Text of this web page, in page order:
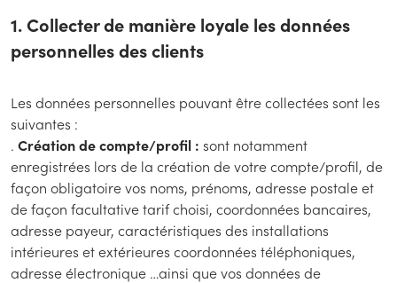
1. Collecter de manière loyale les données
personnelles des clients
Les données personnelles pouvant être collectées sont les
suivantes :
. Création de compte/profil : sont notamment
enregistrées lors de la création de votre compte/profil, de
façon obligatoire vos noms, prénoms, adresse postale et
de façon facultative tarif choisi, coordonnées bancaires,
adresse payeur, caractéristiques des installations
intérieures et extérieures coordonnées téléphoniques,
adresse électronique …ainsi que vos données de